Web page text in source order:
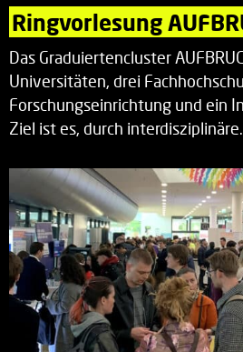
Ringvorlesung
Das Graduiertencluster
Universitäten, drei
Forschungseinrichtung und ein
Ziel ist es, durch